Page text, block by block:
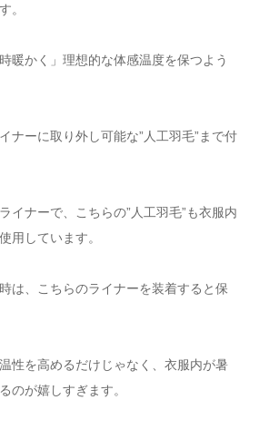
。
暖かく」理想的な体感温度を保つよう
ナーに取り外し可能な”人工羽毛”まで付
イナーで、こちらの”人工羽毛”も衣服内
用しています。
は、こちらのライナーを装着すると保
性を高めるだけじゃなく、衣服内が暑
のが嬉しすぎます。